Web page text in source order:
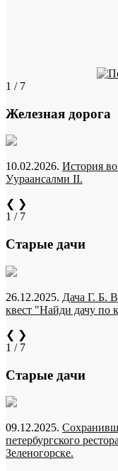
1 / 7
Железная дорога
10.02.2026. История
Уураансалми II.
❮ ❯
1 / 7
Старые дачи
26.12.2025. Дача Г. Б.
квест "Найди дачу по
❮ ❯
1 / 7
Старые дачи
09.12.2025.
петербургского
Зеленогорске.